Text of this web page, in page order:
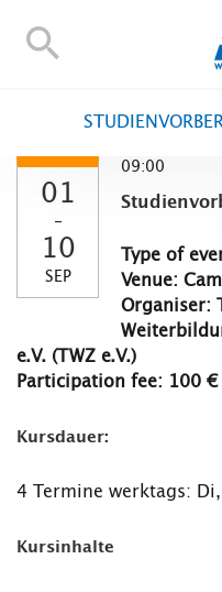
ALUMNI
INTERNATIONAL
Contact and directions
TH Online-Portal
01
-
10
SEP
09:00
Type of
Venue:
Organiser:
e.V. (TWZ e.V.)
Participation fee: 100 €
Kursdauer:
4 Termine werktags:
Kursinhalte